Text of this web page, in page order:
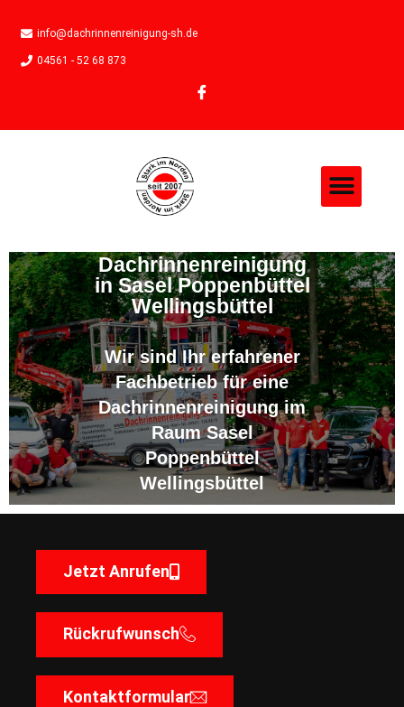
info@dachrinnenreinigung-sh.de
04561 - 52 68 873
Dachrinnenreinigung
in Sasel Poppenbüttel
Wellingsbüttel
Wir sind Ihr erfahrener
Fachbetrieb für eine
Dachrinnenreinigung im
Raum Sasel
Poppenbüttel
Wellingsbüttel
Jetzt Anrufen
Rückrufwunsch
Kontaktformular